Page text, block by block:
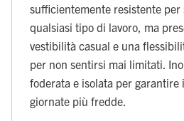
sufficientemente resistente per
qualsiasi tipo di lavoro, ma
vestibilità casual e una
per non sentirsi mai limitati.
foderata e isolata per garantire
giornate più fredde.